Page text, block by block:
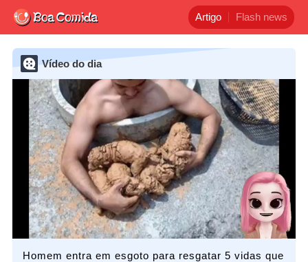
Artigo Flash news
Vídeo do dia
Homem entra em esgoto para resgatar 5 vidas que